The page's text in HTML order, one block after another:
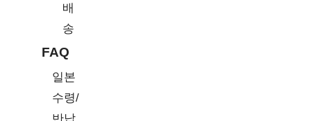
배
송
FAQ
일본
수령/
반납